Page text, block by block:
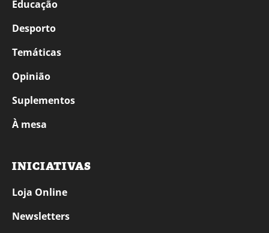
Educação
Desporto
Temáticas
Opinião
Suplementos
À mesa
INICIATIVAS
Loja Online
Newsletters